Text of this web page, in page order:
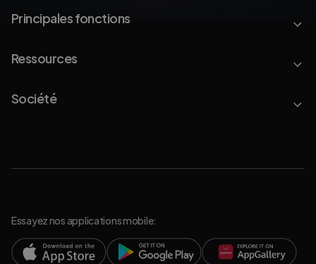
Principales fonctions
Ressources
Société
Essayez nos applications mobile: